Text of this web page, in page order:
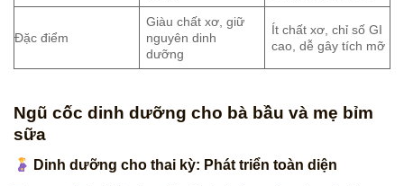
Đặc điểm
Giàu chất xơ, giữ
nguyên dinh
dưỡng
Ít chất xơ, chỉ số GI
cao, dễ gây tích mỡ
Ngũ cốc dinh dưỡng cho bà bầu và mẹ bỉm
sữa
Dinh dưỡng cho thai kỳ: Phát triển toàn diện